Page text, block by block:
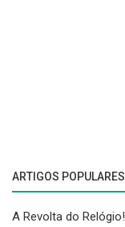
ARTIGOS POPULARES
A Revolta do Relógio!